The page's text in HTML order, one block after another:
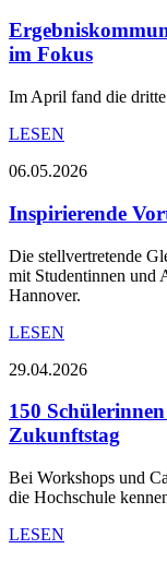
im Fokus
Im April fand die dritte
LESEN
06.05.2026
Inspirierende
Die stellvertretende
mit Studentinnen und
Hannover.
LESEN
29.04.2026
150
Zukunftstag
Bei Workshops und
die Hochschule
LESEN